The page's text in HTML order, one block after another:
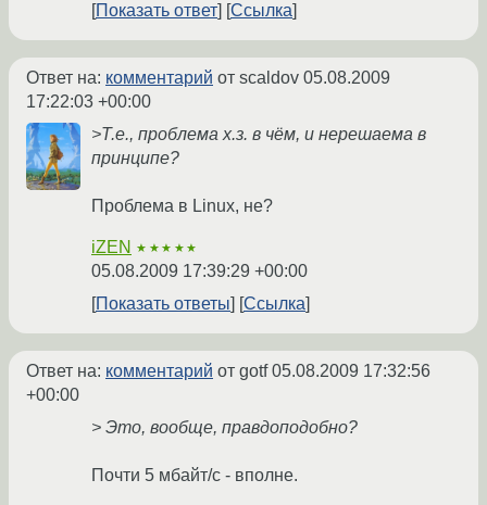
Показать ответ
Ссылка
Ответ на: комментарий от scaldov 05.08.2009
17:22:03 +00:00
>Т.е., проблема х.з. в чём, и нерешаема в
принципе?
Проблема в Linux, не?
iZEN ★★★★★
05.08.2009 17:39:29 +00:00
Показать ответы
Ссылка
Ответ на: комментарий от gotf05.08.2009 17:32:56
+00:00
> Это, вообще, правдоподобно?
Почти 5 мбайт/с - вполне.